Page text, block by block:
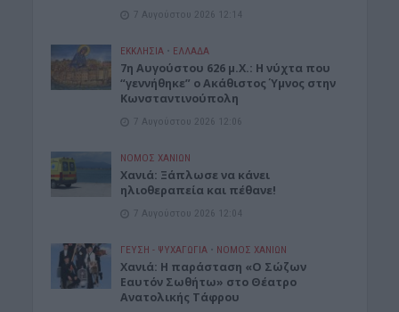
7 Αυγούστου 2026 12:14
ΕΚΚΛΗΣΙΑ • ΕΛΛΑΔΑ
7η Αυγούστου 626 μ.Χ.: Η νύχτα που
“γεννήθηκε” ο Ακάθιστος Ύμνος στην
Κωνσταντινούπολη
7 Αυγούστου 2026 12:06
ΝΟΜΌΣ ΧΑΝΊΩΝ
Χανιά: Ξάπλωσε να κάνει
ηλιοθεραπεία και πέθανε!
7 Αυγούστου 2026 12:04
ΓΕΎΣΗ - ΨΥΧΑΓΩΓΊΑ • ΝΟΜΌΣ ΧΑΝΊΩΝ
Χανιά: Η παράσταση «Ο Σώζων
Εαυτόν Σωθήτω» στο Θέατρο
Ανατολικής Τάφρου